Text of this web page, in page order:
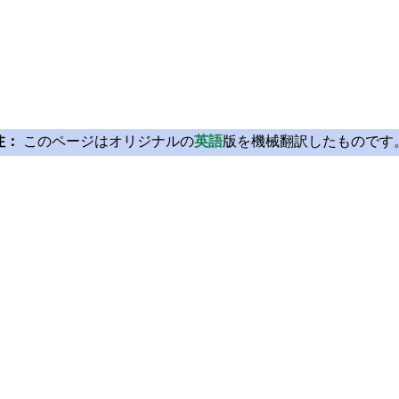
このページはオリジナルの英語版を機械翻訳したものです